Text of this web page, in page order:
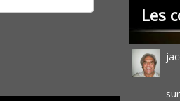
Les
sur